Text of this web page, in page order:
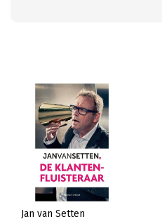
Jan van Setten